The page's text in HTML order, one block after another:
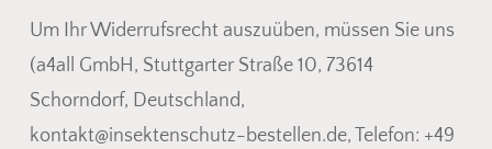
Um Ihr Widerrufsrecht auszuüben, müssen Sie uns
(a4all GmbH, Stuttgarter Straße 10, 73614
Schorndorf, Deutschland,
kontakt@insektenschutz-bestellen.de, Telefon: +49